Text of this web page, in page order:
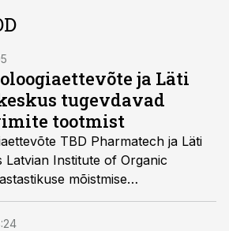
ja Läti
tugevdavad
tootmist
TBD Pharmatech ja Läti
Latvian Institute of Organic
mõistmise
tugevdada ravimite tootmise